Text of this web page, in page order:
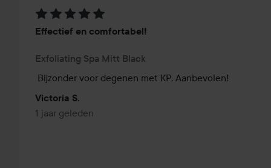
Beoordeling: 5 van de 5
Effectief en comfortabel!
Exfoliating Spa Mitt Black
Bijzonder voor degenen met KP. Aanbevolen!
Victoria S.
1 jaar geleden